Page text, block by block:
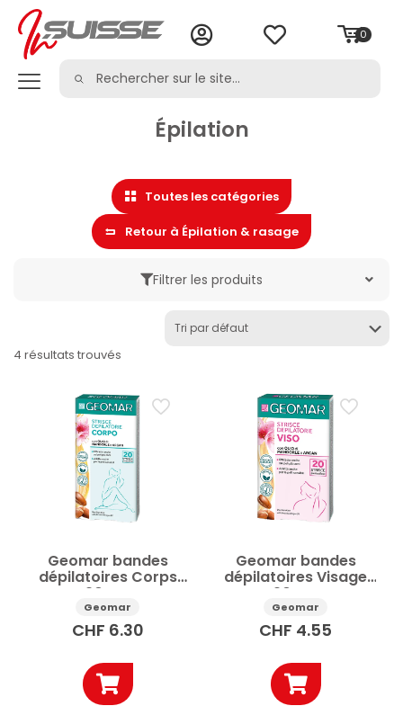
0
Épilation
Toutes les catégories
Retour à Épilation & rasage
Filtrer les produits
Soin de la personne
Épilation & rasage
Soins du corps
Réinitialiser tous les filtres
4 résultats trouvés
Geomar bandes
dépilatoires Corps
20pcs
Geomar
CHF 6.30
Geomar bandes
dépilatoires Visage
20pcs
Geomar
CHF 4.55